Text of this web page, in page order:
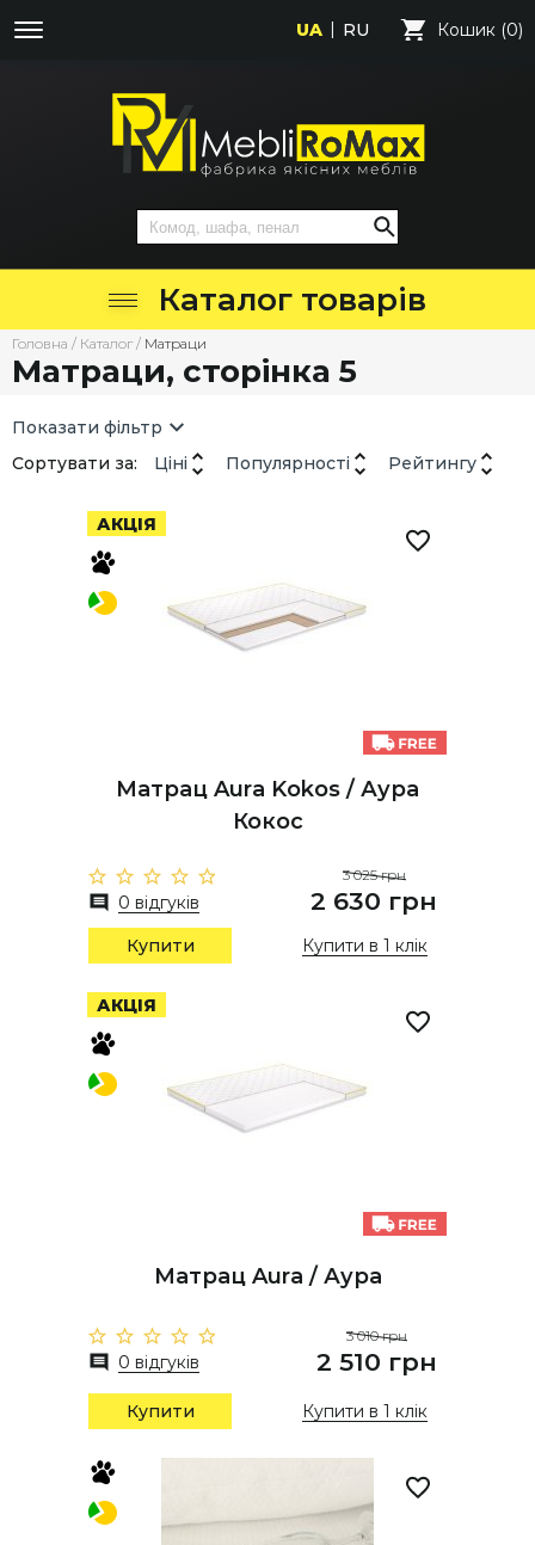
UA RU Кошик (0)
Каталог товарів
Головна / Каталог / Матраци
Матраци, сторінка 5
Показати фільтр
Сортувати за:
Ціні Популярності Рейтингу
АКЦІЯ
Матрац Aura Kokos / Аура
Кокос
0 відгуків
3 025 грн
2 630 грн
Купити Купити в 1 клік
АКЦІЯ
Матрац Aura / Аура
0 відгуків
3 010 грн
2 510 грн
Купити Купити в 1 клік